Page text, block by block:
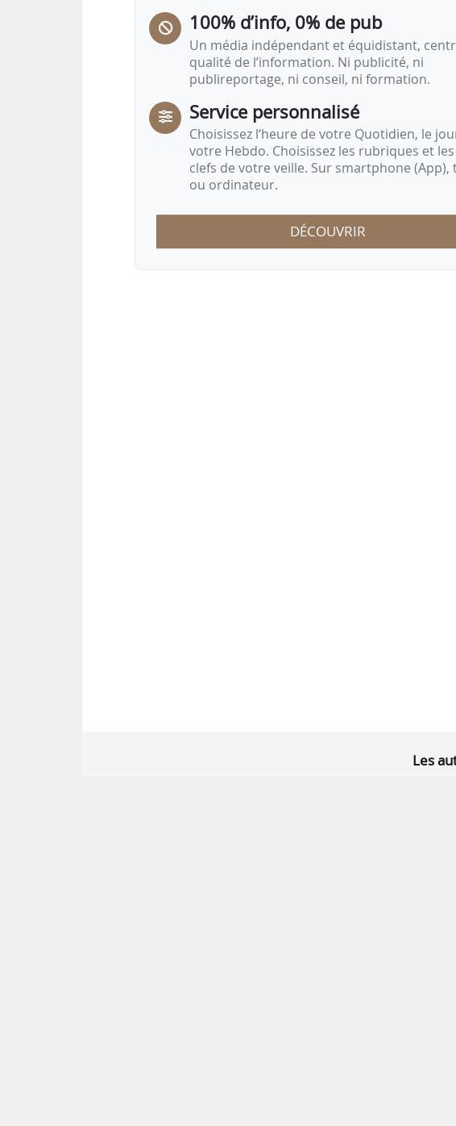
100% d’info, 0% de pub
Un média indépendant et équidistant,
qualité de l’information. Ni publicité, ni
publireportage, ni conseil, ni formation.
Service personnalisé
Choisissez l‘heure de votre Quotidien, le
votre Hebdo. Choisissez les rubriques et
clefs de votre veille. Sur smartphone (App),
ou ordinateur.
DÉCOUVRIR
Les